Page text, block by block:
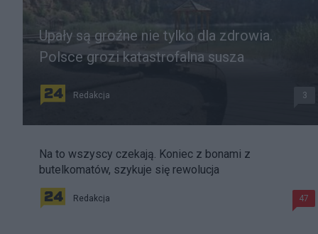
Upały są groźne nie tylko dla zdrowia.
Polsce grozi katastrofalna susza
Redakcja 3
Na to wszyscy czekają. Koniec z bonami z
butelkomatów, szykuje się rewolucja
Redakcja 47